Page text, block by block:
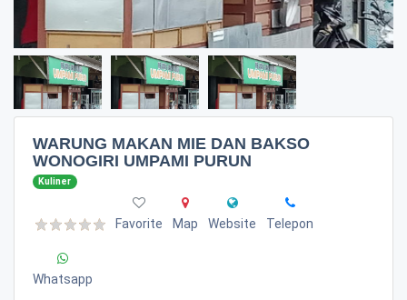
WARUNG MAKAN MIE DAN BAKSO
WONOGIRI UMPAMI PURUN
Kuliner
Favorite Map Website Telepon
Whatsapp